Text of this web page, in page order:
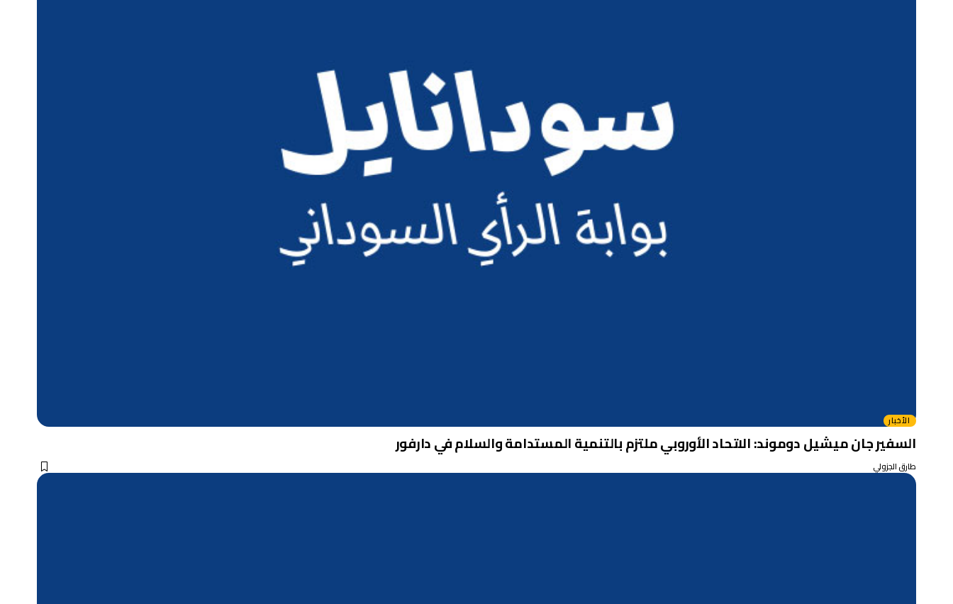
الأخبار
السفير جان ميشيل دوموند: الاتحاد الأوروبي ملتزم بالتنمية المستدامة والسلام في دارفور
طارق الجزولي